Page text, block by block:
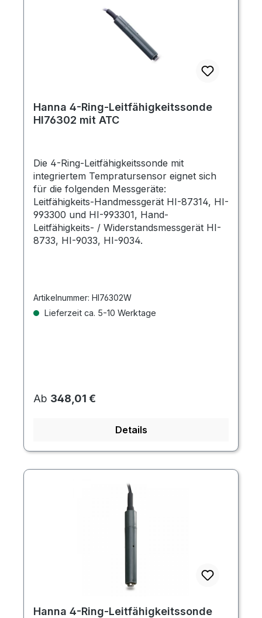
Hanna 4-Ring-Leitfähigkeitssonde
HI76302 mit ATC
Die 4-Ring-Leitfähigkeitssonde mit
integriertem Tempratursensor eignet sich
für die folgenden Messgeräte:
Leitfähigkeits-Handmessgerät HI-87314, HI-
993300 und HI-993301, Hand-
Leitfähigkeits- / Widerstandsmessgerät HI-
8733, HI-9033, HI-9034.
Artikelnummer: HI76302W
Lieferzeit ca. 5-10 Werktage
Regulärer Preis:
Ab 348,01 €
Details
Hanna 4-Ring-Leitfähigkeitssonde